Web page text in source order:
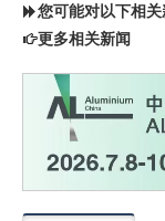
您可能对以下相关新闻同样感
更多相关新闻